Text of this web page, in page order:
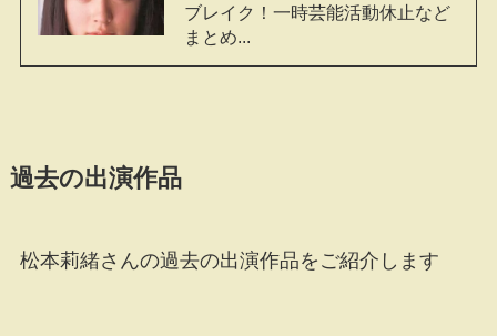
ブレイク！一時芸能活動休止など
まとめ...
過去の出演作品
松本莉緒さんの過去の出演作品をご紹介します